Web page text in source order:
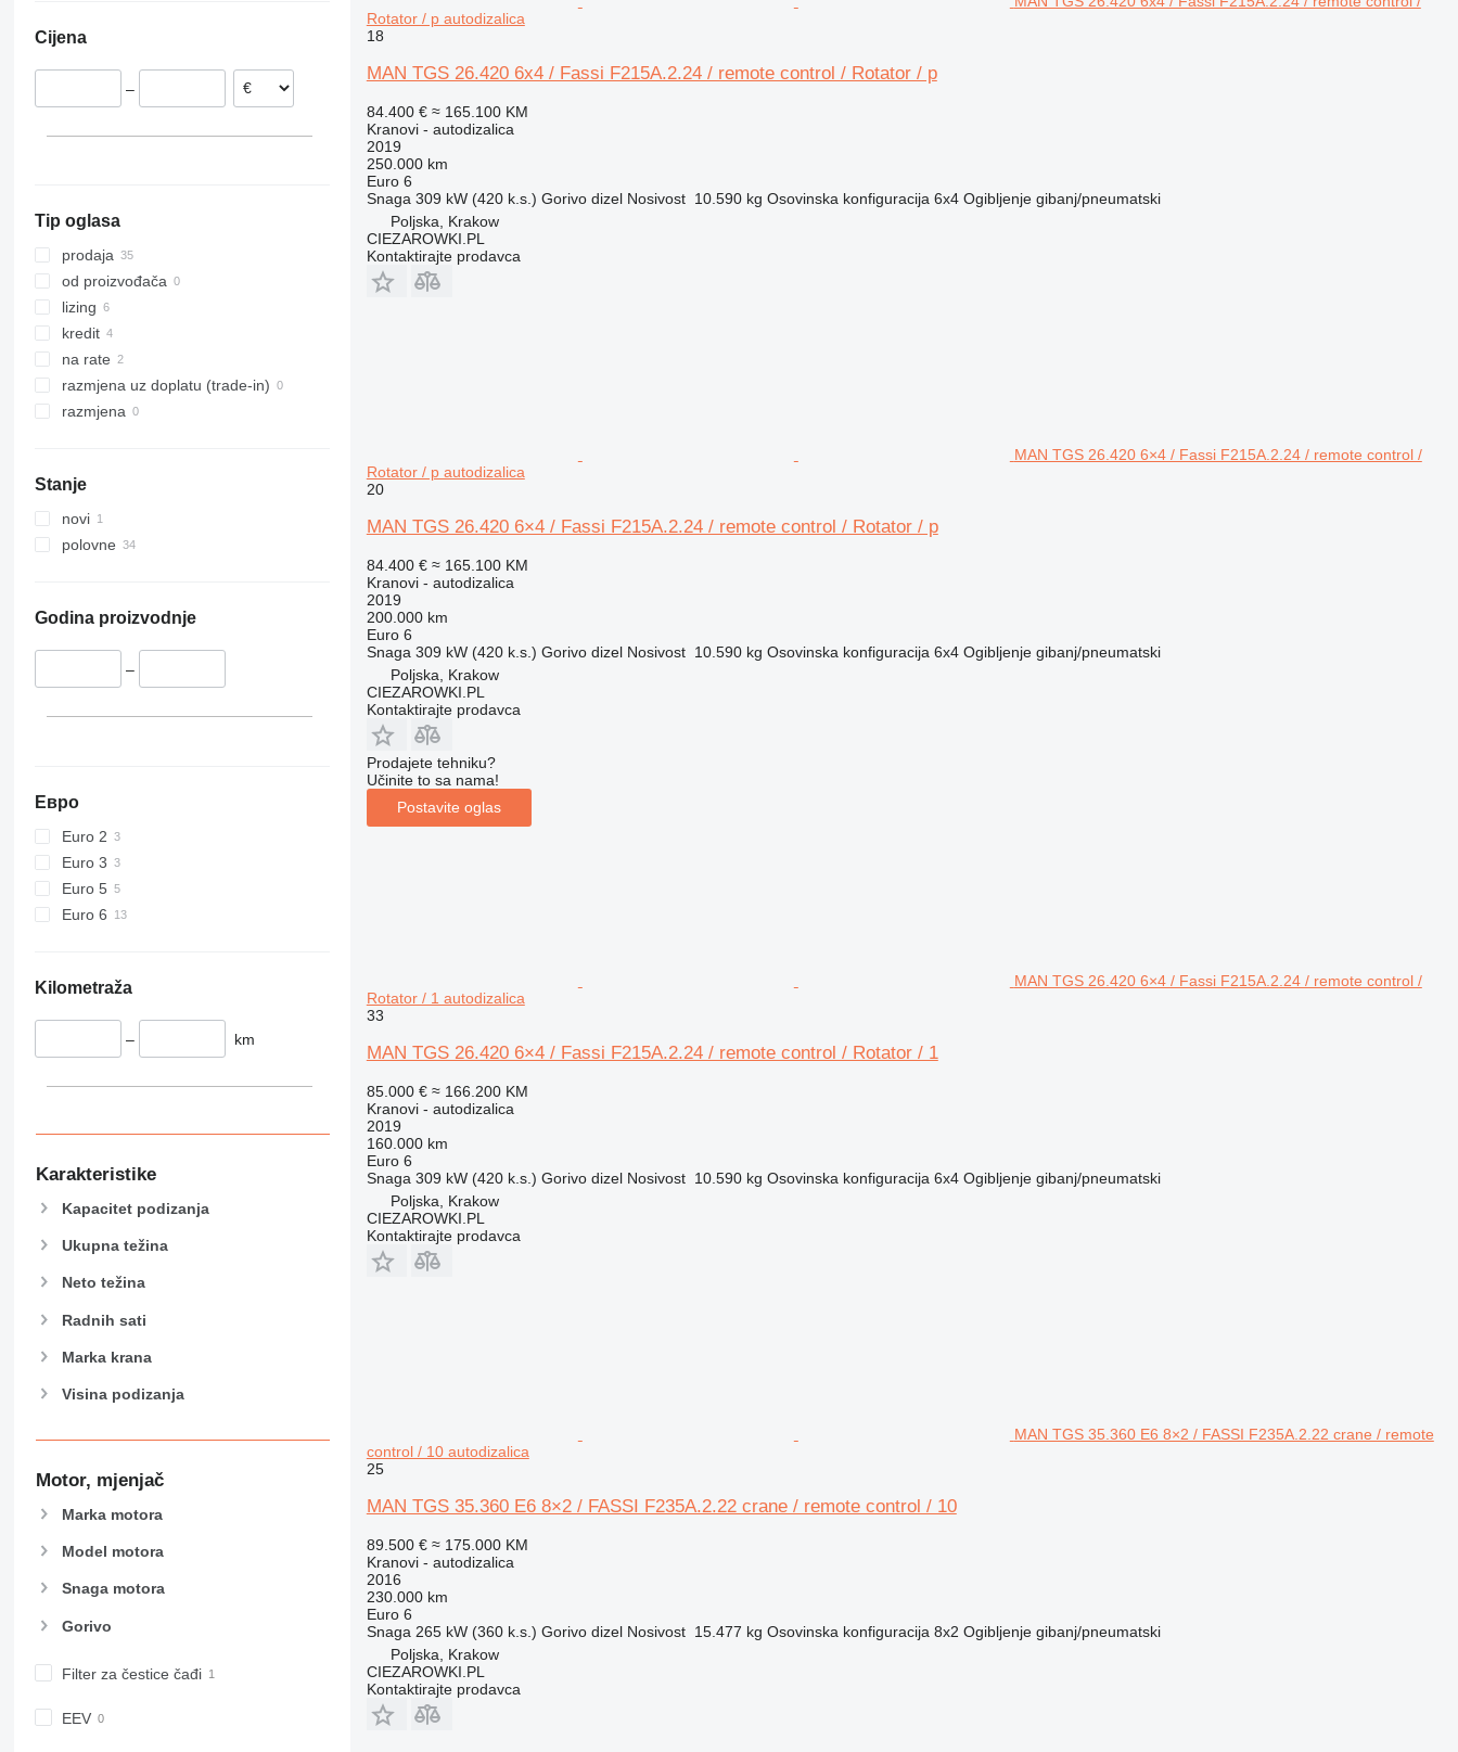
Litvanija
Belgija
Cijena
–
Tip oglasa
prodaja
od proizvođača
lizing
kredit
na rate
razmjena uz doplatu (trade-in)
razmjena
Stanje
novi
polovne
Godina proizvodnje
–
Евро
Euro 2
Euro 3
Euro 5
Euro 6
Kilometraža
– km
Karakteristike
Kapacitet podizanja
Ukupna težina
Neto težina
Radnih sati
Marka krana
Visina podizanja
Motor, mjenjač
Marka motora
Model motora
Snaga motora
Gorivo
Filter za čestice čađi
EEV
Rotator / p autodizalica
18
MAN TGS 26.420 6x4 / Fassi F215A.2.24 / remote control / Rotator / p
84.400 € ≈ 165.100 KM
Kranovi - autodizalica
2019
250.000 km
Euro 6
Snaga 309 kW (420 k.s.) Gorivo dizel Nosivost 10.590 kg Osovinska konfiguracija 6x4 Ogibljenje gibanj/pneumatski
Poljska, Krakow
CIEZAROWKI.PL
Kontaktirajte prodavca
MAN TGS 26.420 6×4 / Fassi F215A.2.24 / remote control /
Rotator / p autodizalica
20
MAN TGS 26.420 6×4 / Fassi F215A.2.24 / remote control / Rotator / p
84.400 € ≈ 165.100 KM
Kranovi - autodizalica
2019
200.000 km
Euro 6
Snaga 309 kW (420 k.s.) Gorivo dizel Nosivost 10.590 kg Osovinska konfiguracija 6x4 Ogibljenje gibanj/pneumatski
Poljska, Krakow
CIEZAROWKI.PL
Kontaktirajte prodavca
Prodajete tehniku?
Učinite to sa nama!
Postavite oglas
MAN TGS 26.420 6×4 / Fassi F215A.2.24 / remote control /
Rotator / 1 autodizalica
33
MAN TGS 26.420 6×4 / Fassi F215A.2.24 / remote control / Rotator / 1
85.000 € ≈ 166.200 KM
Kranovi - autodizalica
2019
160.000 km
Euro 6
Snaga 309 kW (420 k.s.) Gorivo dizel Nosivost 10.590 kg Osovinska konfiguracija 6x4 Ogibljenje gibanj/pneumatski
Poljska, Krakow
CIEZAROWKI.PL
Kontaktirajte prodavca
MAN TGS 35.360 E6 8×2 / FASSI F235A.2.22 crane / remote
control / 10 autodizalica
25
MAN TGS 35.360 E6 8×2 / FASSI F235A.2.22 crane / remote control / 10
89.500 € ≈ 175.000 KM
Kranovi - autodizalica
2016
230.000 km
Euro 6
Snaga 265 kW (360 k.s.) Gorivo dizel Nosivost 15.477 kg Osovinska konfiguracija 8x2 Ogibljenje gibanj/pneumatski
Poljska, Krakow
CIEZAROWKI.PL
Kontaktirajte prodavca